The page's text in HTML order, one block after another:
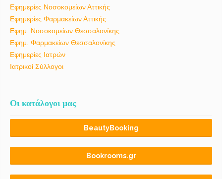
Εφημερίες Νοσοκομείων Αττικής
Εφημερίες Φαρμακείων Αττικής
Εφημ. Νοσοκομείων Θεσσαλονίκης
Εφημ. Φαρμακείων Θεσσαλονίκης
Εφημερίες Ιατρών
Ιατρικοί Σύλλογοι
Οι κατάλογοι μας
BeautyBooking
Bookrooms.gr